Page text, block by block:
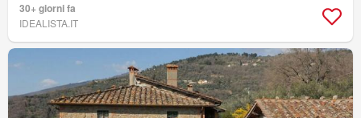
30+ giorni fa
IDEALISTA.IT